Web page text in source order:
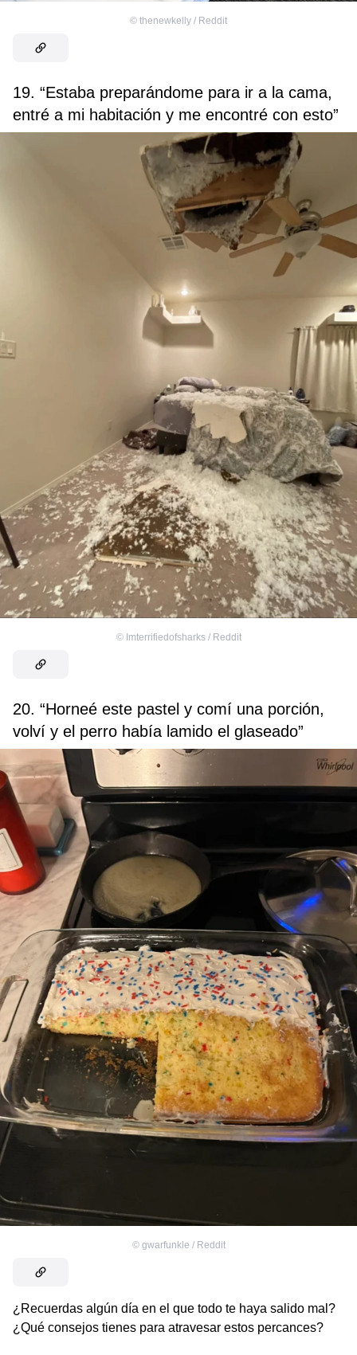
© thenewkelly / Reddit
19. “Estaba preparándome para ir a la cama,
entré a mi habitación y me encontré con esto”
© Imterrifiedofsharks / Reddit
20. “Horneé este pastel y comí una porción,
volví y el perro había lamido el glaseado”
© gwarfunkle / Reddit
¿Recuerdas algún día en el que todo te haya salido mal?
¿Qué consejos tienes para atravesar estos percances?